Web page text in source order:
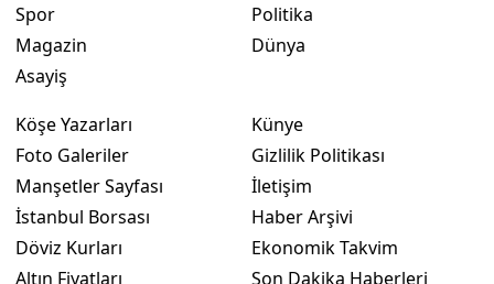
Spor
Magazin
Asayiş
Politika
Dünya
Köşe Yazarları
Foto Galeriler
Manşetler Sayfası
İstanbul Borsası
Döviz Kurları
Altın Fiyatları
Künye
Gizlilik Politikası
İletişim
Haber Arşivi
Ekonomik Takvim
Son Dakika Haberleri